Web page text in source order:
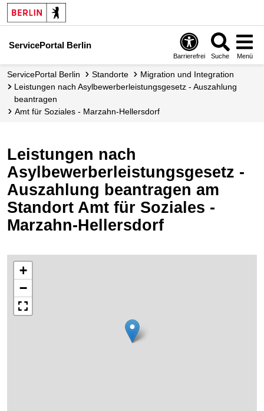
ServicePortal Berlin
Barrierefrei Suche Menü
ServicePortal Berlin Standorte
Migration und Integration
Leistungen nach Asylbewerberleistungsgesetz - Auszahlung
beantragen
Amt für Soziales - Marzahn-Hellersdorf
Leistungen nach
Asylbewerberleistungsgesetz -
Auszahlung beantragen am
Standort Amt für Soziales -
Marzahn-Hellersdorf
+
−